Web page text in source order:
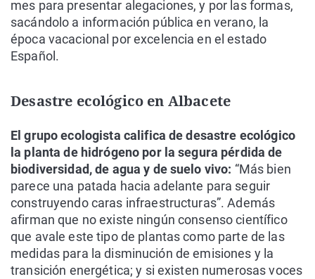
mes para presentar alegaciones, y por las formas,
sacándolo a información pública en verano, la
época vacacional por excelencia en el estado
Español.
Desastre ecológico en Albacete
El grupo ecologista califica de desastre ecológico
la planta de hidrógeno por la segura pérdida de
biodiversidad, de agua y de suelo vivo: “Más bien
parece una patada hacia adelante para seguir
construyendo caras infraestructuras”. Además
afirman que no existe ningún consenso científico
que avale este tipo de plantas como parte de las
medidas para la disminución de emisiones y la
transición energética; y si existen numerosas voces